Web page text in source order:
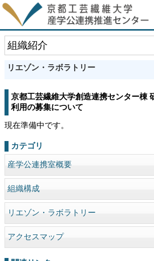
組織紹介
リエゾン・ラボラトリー
京都工芸繊維大学創造連携センター棟
利用の募集について
現在準備中です。
カテゴリ
産学公連携室概要
組織構成
リエゾン・ラボラトリー
アクセスマップ